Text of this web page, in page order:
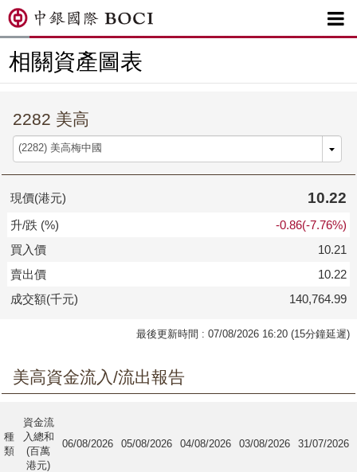

相關資產圖表
2282 美高
現價(港元) 10.22
升/跌 (%)
-0.86(-7.76%)
買入價
10.21
賣出價
10.22
成交額(千元)
140,764.99
最後更新時間 : 07/08/2026 16:20 (15分鐘延遲)
美高資金流入/流出報告
種
類
資金流
入總和
(百萬
港元)
06/08/2026 05/08/2026 04/08/2026 03/08/2026 31/07/2026